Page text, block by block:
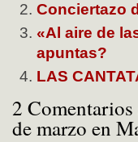
Conciertazo
«Al aire de
apuntas?
LAS
2
de marzo en